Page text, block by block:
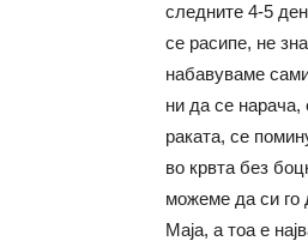
следните 4-5
се расипе, не
набавуваме
ни да се
раката, се
во крвта без
можеме да си го
Маја, а тоа е